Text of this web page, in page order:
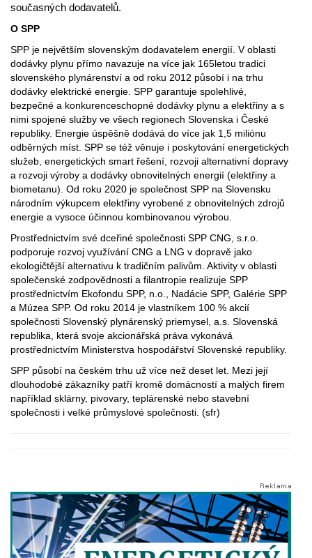
současných dodavatelů.
O SPP
SPP je největším slovenským dodavatelem energií. V oblasti
dodávky plynu přímo navazuje na více jak 165letou tradici
slovenského plynárenství a od roku 2012 působí i na trhu
dodávky elektrické energie. SPP garantuje spolehlivé,
bezpečné a konkurenceschopné dodávky plynu a elektřiny a s
nimi spojené služby ve všech regionech Slovenska i České
republiky. Energie úspěšně dodává do více jak 1,5 miliónu
odběrných míst. SPP se též věnuje i poskytování energetických
služeb, energetických smart řešení, rozvoji alternativní dopravy
a rozvoji výroby a dodávky obnovitelných energií (elektřiny a
biometanu). Od roku 2020 je společnost SPP na Slovensku
národním výkupcem elektřiny vyrobené z obnovitelných zdrojů
energie a vysoce účinnou kombinovanou výrobou.
Prostřednictvím své dceřiné společnosti SPP CNG, s.r.o.
podporuje rozvoj využívání CNG a LNG v dopravě jako
ekologičtější alternativu k tradičním palivům. Aktivity v oblasti
společenské zodpovědnosti a filantropie realizuje SPP
prostřednictvím Ekofondu SPP, n.o., Nadácie SPP, Galérie SPP
a Múzea SPP. Od roku 2014 je vlastníkem 100 % akcií
společnosti Slovenský plynárenský priemysel, a.s. Slovenská
republika, která svoje akcionářská práva vykonává
prostřednictvím Ministerstva hospodářství Slovenské republiky.
SPP působí na českém trhu už více než deset let. Mezi její
dlouhodobé zákazníky patří kromě domácností a malých firem
například sklárny, pivovary, teplárenské nebo stavební
společnosti i velké průmyslové společnosti. (sfr)